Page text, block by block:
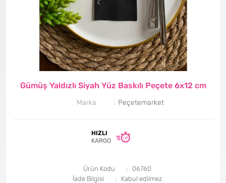
Gümüş Yaldızlı Siyah Yüz Baskılı Peçete 6x12 cm
Marka Peçetemarket
HIZLI
KARGO
Ürün Kodu
06760
İade Bilgisi